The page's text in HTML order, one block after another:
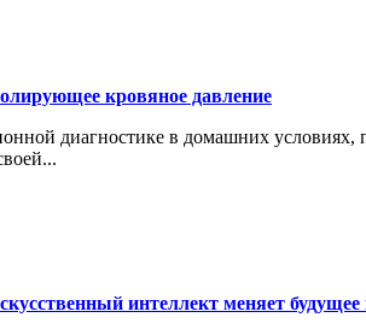
кровяное давление
диагностике в домашних условиях,
интеллект меняет